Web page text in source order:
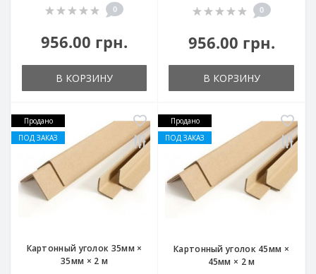
0
956.00 грн.
В КОРЗИНУ
0
956.00 грн.
В КОРЗИНУ
Продано
ПОД ЗАКАЗ
Картонный уголок 35мм ×
35мм × 2 м
Продано
ПОД ЗАКАЗ
Картонный уголок 45мм ×
45мм × 2 м